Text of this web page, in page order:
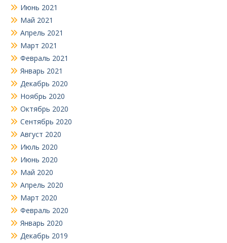
Июнь 2021
Май 2021
Апрель 2021
Март 2021
Февраль 2021
Январь 2021
Декабрь 2020
Ноябрь 2020
Октябрь 2020
Сентябрь 2020
Август 2020
Июль 2020
Июнь 2020
Май 2020
Апрель 2020
Март 2020
Февраль 2020
Январь 2020
Декабрь 2019